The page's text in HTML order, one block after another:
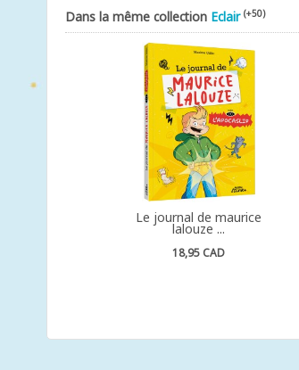
Dans la même collection Eclair (+50)
Le journal de maurice
lalouze ...
18,95 CAD